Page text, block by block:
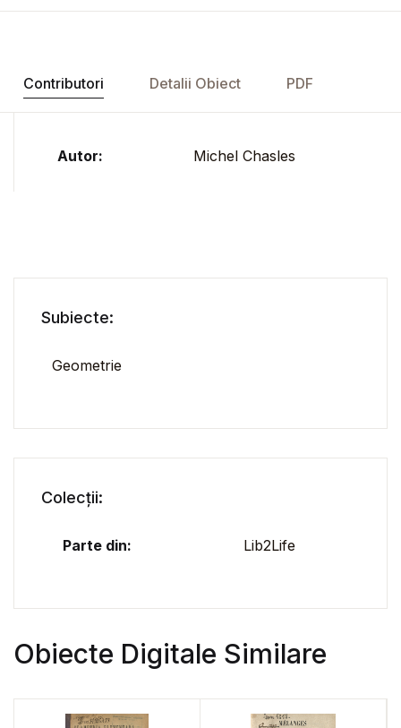
Contributori Detalii Obiect PDF
Autor: Michel Chasles
Subiecte:
Geometrie
Colecții:
Parte din: Lib2Life
Obiecte Digitale Similare